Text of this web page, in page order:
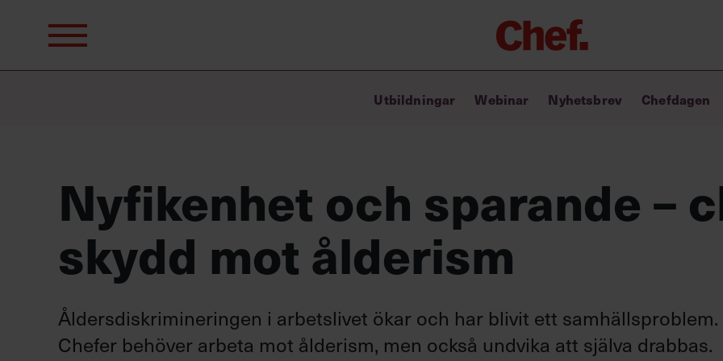
efter:
Chefakademin+
Lyft ditt ledarskap med C+
Ledarskapstest
Chef GPT – din chefsassistent i
Utbildningar Webinar Nyhetsbrev Chefdagen
Nyfikenhet och sparande –
skydd mot ålderism
Åldersdiskrimineringen i arbetslivet ökar och har blivit ett samhällsproblem.
Chefer behöver arbeta mot ålderism, men också undvika att själva drabbas.